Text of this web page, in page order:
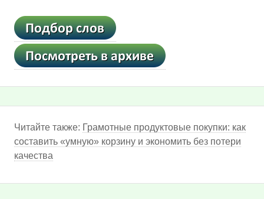
Читайте также: Грамотные продуктовые покупки: как
составить «умную» корзину и экономить без потери
качества